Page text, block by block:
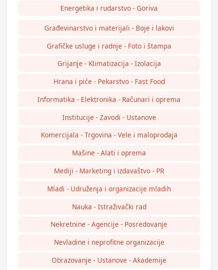
Energetika i rudarstvo - Goriva
Građevinarstvo i materijali - Boje i lakovi
Grafičke usluge i radnje - Foto i štampa
Grijanje - Klimatizacija - Izolacija
Hrana i piće - Pekarstvo - Fast Food
Informatika - Elektronika - Računari i oprema
Institucije - Zavodi - Ustanove
Komercijala - Trgovina - Vele i maloprodaja
Mašine - Alati i oprema
Mediji - Marketing i izdavaštvo - PR
Mladi - Udruženja i organizacije mladih
Nauka - Istraživački rad
Nekretnine - Agencije - Posredovanje
Nevladine i neprofitne organizacije
Obrazovanje - Ustanove - Akademije